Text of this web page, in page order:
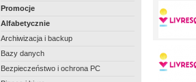
Promocje
Alfabetycznie
Archiwizacja i backup
Bazy danych
Bezpieczeństwo i ochrona PC